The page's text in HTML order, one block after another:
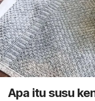
Apa itu susu